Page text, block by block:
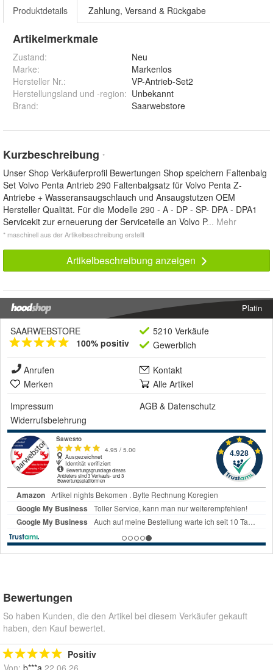
Produktdetails Zahlung, Versand & Rückgabe
Artikelmerkmale
Zustand:
Neu
Marke:
Markenlos
Hersteller Nr.:
VP-Antrieb-Set2
Herstellungsland und -region: Unbekannt
Brand: Saarwebstore
Kurzbeschreibung *
Unser Shop Verkäuferprofil Bewertungen Shop speichern Faltenbalg
Set Volvo Penta Antrieb 290 Faltenbalgsatz für Volvo Penta Z-
Antriebe + Wasseransaugschlauch und Ansaugstutzen OEM
Hersteller Qualität. Für die Modelle 290 - A - DP - SP- DPA - DPA1
Servicekit zur erneuerung der Serviceteile an Volvo P... Mehr
* maschinell aus der Artikelbeschreibung erstellt
Artikelbeschreibung anzeigen
Platin
SAARWEBSTORE
100% positiv
5210 Verkäufe
Gewerblich
Anrufen
Kontakt
Merken
Alle Artikel
Impressum
AGB & Datenschutz
Widerrufsbelehrung
Bewertungen
So haben Kunden, die den Artikel bei diesem Verkäufer gekauft
haben, den Kauf bewertet.
Positiv